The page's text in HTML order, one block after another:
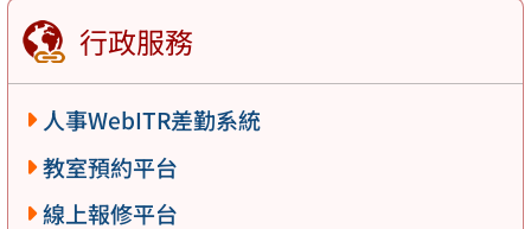
行政服務
人事WebITR差勤系統
教室預約平台
線上報修平台